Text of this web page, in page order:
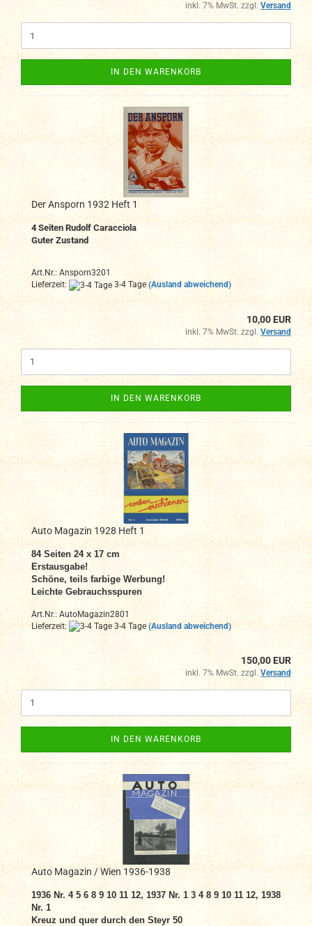
inkl. 7% MwSt. zzgl. Versand
IN DEN WARENKORB
Der Ansporn 1932 Heft 1
4 Seiten Rudolf Caracciola
Guter Zustand
Art.Nr.: Ansporn3201
Lieferzeit:
3-4 Tage (Ausland abweichend)
10,00 EUR
inkl. 7% MwSt. zzgl. Versand
IN DEN WARENKORB
Auto Magazin 1928 Heft 1
84 Seiten 24 x 17 cm
Erstausgabe!
Schöne, teils farbige Werbung!
Leichte Gebrauchsspuren
Art.Nr.: AutoMagazin2801
Lieferzeit:
3-4 Tage (Ausland abweichend)
150,00 EUR
inkl. 7% MwSt. zzgl. Versand
IN DEN WARENKORB
Auto Magazin / Wien 1936-1938
1936 Nr. 4 5 6 8 9 10 11 12, 1937 Nr. 1 3 4 8 9 10 11 12, 1938
Nr. 1
Kreuz und quer durch den Steyr 50